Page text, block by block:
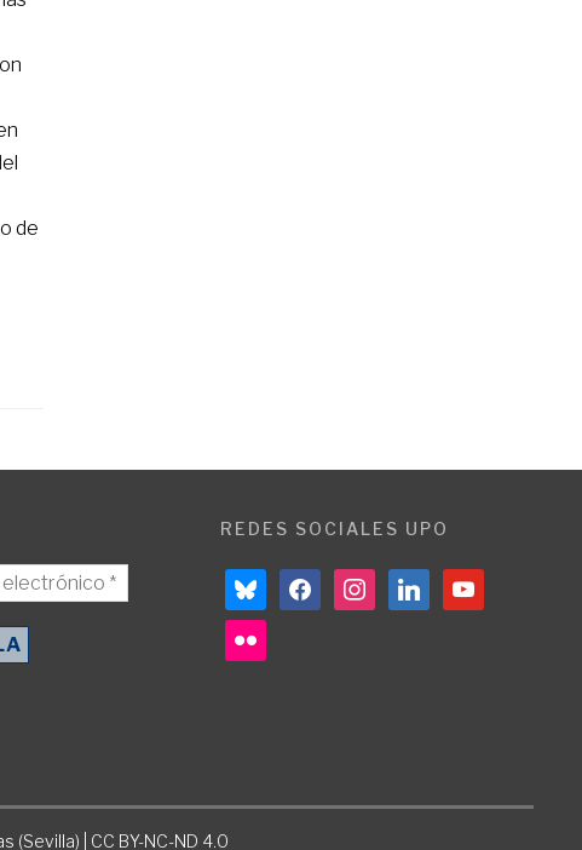
de
REDES SOCIALES UPO
blueskyfacebookinstagramlinkedin youtube
flickr
| CC BY-NC-ND 4.0